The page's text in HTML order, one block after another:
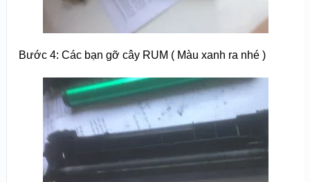
Bước 4: Các bạn gỡ cây RUM ( Màu xanh ra nhé )